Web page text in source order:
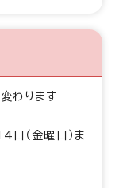
わります
日（金曜日）ま